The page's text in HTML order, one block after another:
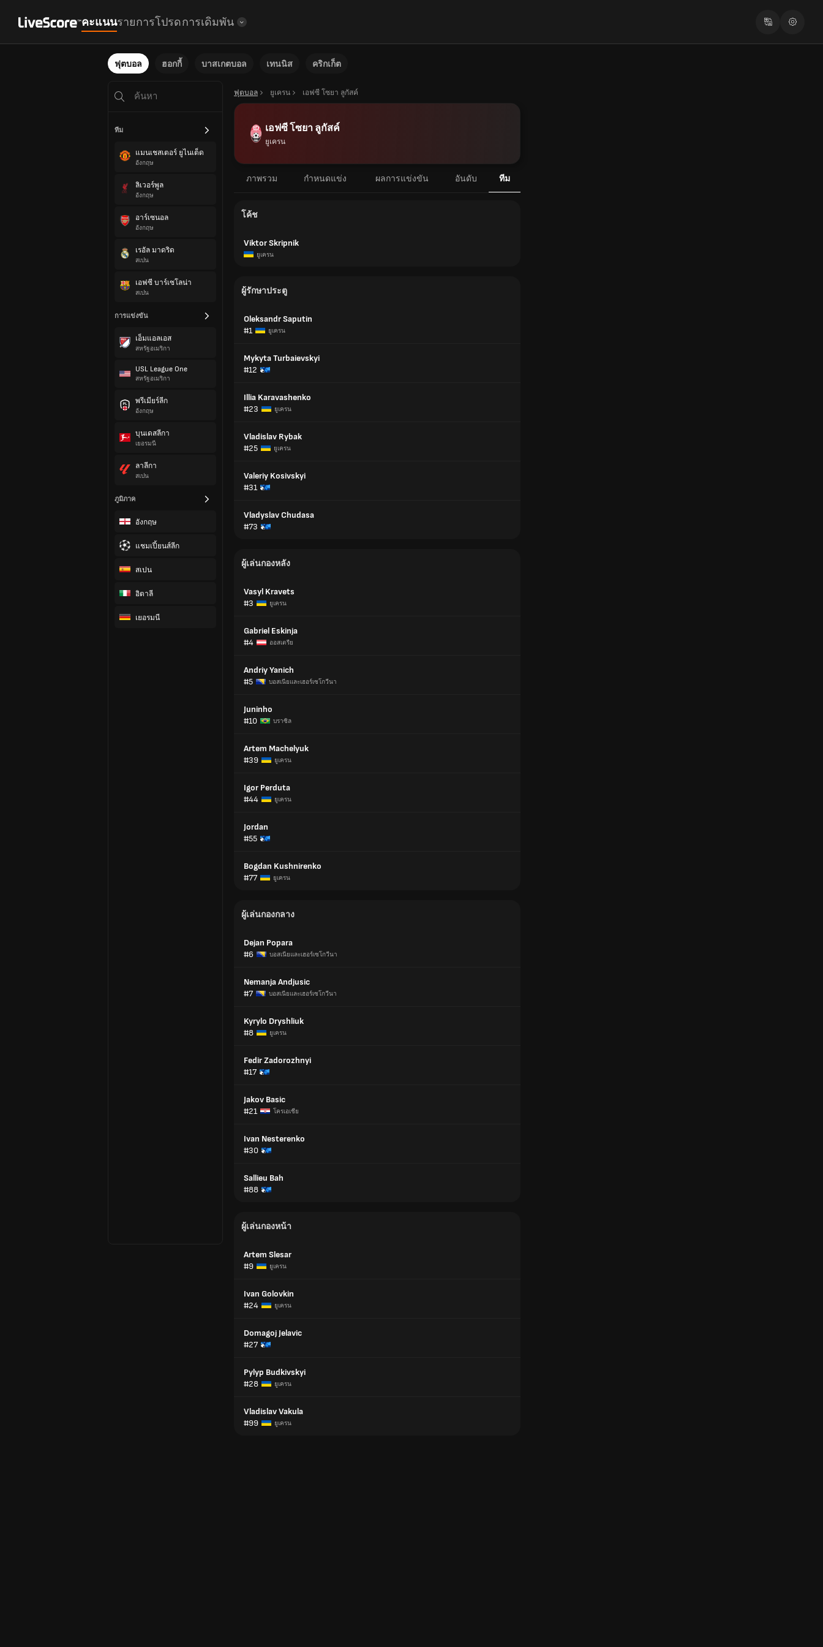
คะแนนรายการโปรดการเดิมพัน
ฟุตบอล ฮอกกี้ บาสเกตบอล เทนนิส คริกเก็ต
ทีม
แมนเชสเตอร์ ยูไนเต็ด
อังกฤษ
ลิเวอร์พูล
อังกฤษ
อาร์เซนอล
อังกฤษ
เรอัล มาดริด
สเปน
เอฟซี บาร์เซโลน่า
สเปน
การแข่งขัน
เอ็มแอลเอส
สหรัฐอเมริกา
USL League One
สหรัฐอเมริกา
พรีเมียร์ลีก
อังกฤษ
บุนเดสลีกา
เยอรมนี
ลาลีกา
สเปน
ภูมิภาค
อังกฤษ
แชมเปี้ยนส์ลีก
สเปน
อิตาลี
เยอรมนี
ฟุตบอล ยูเครน เอฟซี โซยา ลูกัสค์
เอฟซี โซยา ลูกัสค์
ยูเครน
ภาพรวม กำหนดแข่ง ผลการแข่งขัน อันดับ ทีม
โค้ช
Viktor Skripnik
ยูเครน
ผู้รักษาประตู
Oleksandr Saputin
#1
ยูเครน
Mykyta Turbaievskyi
#12
Illia Karavashenko
#23
ยูเครน
Vladislav Rybak
#25
ยูเครน
Valeriy Kosivskyi
#31
Vladyslav Chudasa
#73
ผู้เล่นกองหลัง
Vasyl Kravets
#3
ยูเครน
Gabriel Eskinja
#4
ออสเตรีย
Andriy Yanich
#5
บอสเนียและเฮอร์เซโกวีนา
Juninho
#10
บราซิล
Artem Machelyuk
#39
ยูเครน
Igor Perduta
#44
ยูเครน
Jordan
#55
Bogdan Kushnirenko
#77
ยูเครน
ผู้เล่นกองกลาง
Dejan Popara
#6
บอสเนียและเฮอร์เซโกวีนา
Nemanja Andjusic
#7
บอสเนียและเฮอร์เซโกวีนา
Kyrylo Dryshliuk
#8
ยูเครน
Fedir Zadorozhnyi
#17
Jakov Basic
#21
โครเอเชีย
Ivan Nesterenko
#30
Sallieu Bah
#88
ผู้เล่นกองหน้า
Artem Slesar
#9
ยูเครน
Ivan Golovkіn
#24
ยูเครน
Domagoj Jelavic
#27
Pylyp Budkivskyi
#28
ยูเครน
Vladislav Vakula
#99
ยูเครน